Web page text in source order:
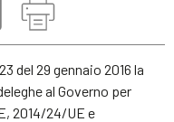
del 29 gennaio 2016 la
al Governo per
2014/24/UE e